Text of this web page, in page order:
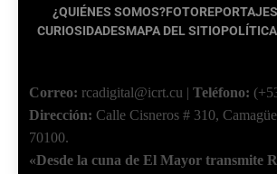
¿QUIÉNES SOMOS?FOTOREPORTAJES
CURIOSIDADESMAPA DEL SITIO
Correo: rcadigital@icrt.cu | Teléfono:
Dirección: Calle Cisneros # 310,
70100.
«Desde la cuna de El Mayor transmite